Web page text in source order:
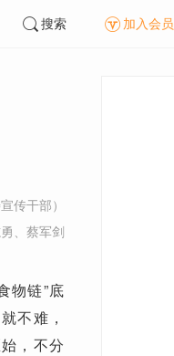
搜索 加入会员
传干部）
、蔡军剑
物链”底
不难，
，不分